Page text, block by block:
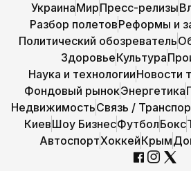
УкраинаМирПресс-релизы
Разбор полетовРеформы и
Политический обозреватель
ЗдоровьеКультура
Наука и технологииНовости
Фондовый рынокЭнергетика
НедвижимостьСвязь /
КиевШоу БизнесФутболБокс
АвтоспортХоккейКрым